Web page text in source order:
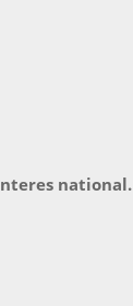
national.